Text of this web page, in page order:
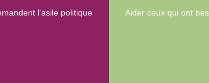
l'asile politique
Aider ceux qui ont